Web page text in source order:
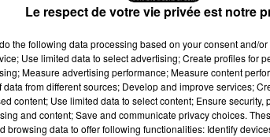
Le respect de votre vie privée est notre
do the following data processing based on your consent and/
Use limited data to select advertising; Create profiles for
Measure advertising performance; Measure content
from different sources; Develop and improve services;
content; Use limited data to select content; Ensure security,
and content; Save and communicate privacy choices.
browsing data to offer following functionalities: Identify